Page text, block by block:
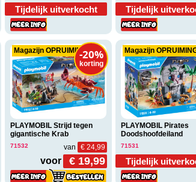
Tijdelijk uitverkocht Tijdelijk
Magazijn OPRUIMING-20%
korting
PLAYMOBIL Strijd tegen
gigantische Krab
€ 24,99
van
€ 19,99
voor
71532
Magazijn
PLAYMOBIL Pirates
Doodshoofdeiland
71531
Tijdelijk